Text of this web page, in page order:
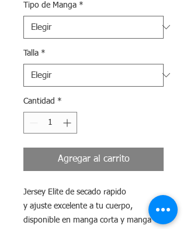
Tipo de Manga *
Talla *
Cantidad *
Agregar al carrito
Jersey Elite de secado rapido
y ajuste excelente a tu cuerpo,
disponible en manga corta y manga